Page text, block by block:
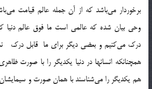
برخوردار مي‌باشد كه از آن جمله عالم قيامت
وحي بيان شده كه عالمي است ما فوق عالم دنيا
درك مي‌كنيم و بعضي ديگر برای ما قابل درك
همچنانكه انسانها در دنيا يكديگر را با صورت
هم يكديگر را مي‌شناسند با همان صورت و